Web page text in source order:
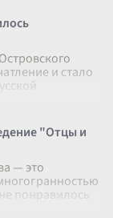
и стало
"Отцы и
— это
понравилось